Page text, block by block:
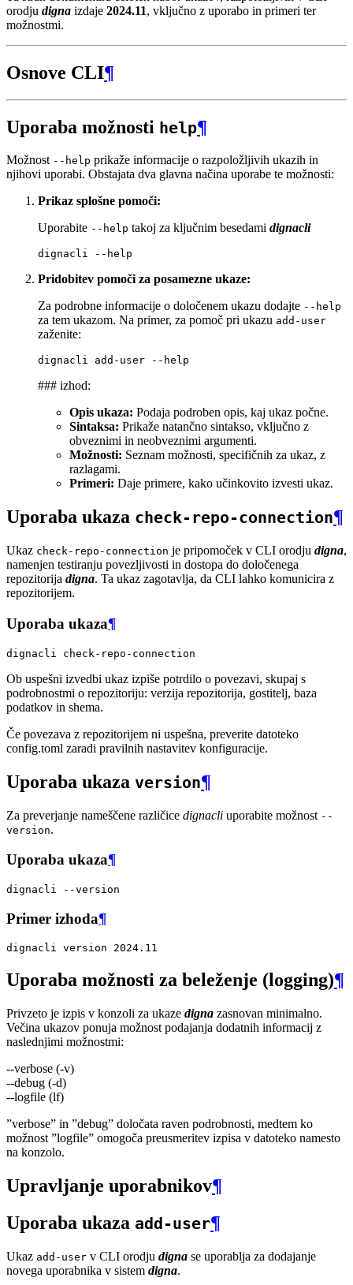
orodju digna izdaje 2024.11, vključno z uporabo in primeri ter
možnostmi.
Osnove CLI¶
Uporaba možnosti help¶
Možnost --help prikaže informacije o razpoložljivih ukazih in
njihovi uporabi. Obstajata dva glavna načina uporabe te možnosti:
Prikaz splošne pomoči:
Uporabite --help takoj za ključnim besedami dignacli
dignacli
Pridobitev pomoči za posamezne ukaze:
Za podrobne informacije o določenem ukazu dodajte --help
za tem ukazom. Na primer, za pomoč pri ukazu add-user
zaženite:
dignacli add-user
### izhod:
Opis ukaza: Podaja podroben opis, kaj ukaz počne.
Sintaksa: Prikaže natančno sintakso, vključno z
obveznimi in neobveznimi argumenti.
Možnosti: Seznam možnosti, specifičnih za ukaz, z
razlagami.
Primeri: Daje primere, kako učinkovito izvesti ukaz.
Uporaba ukaza check-repo-connection¶
Ukaz check-repo-connection je pripomoček v CLI orodju digna,
namenjen testiranju povezljivosti in dostopa do določenega
repozitorija digna. Ta ukaz zagotavlja, da CLI lahko komunicira z
repozitorijem.
Uporaba ukaza¶
dignacli
Ob uspešni izvedbi ukaz izpiše potrdilo o povezavi, skupaj s
podrobnostmi o repozitoriju: verzija repozitorija, gostitelj, baza
podatkov in shema.
Če povezava z repozitorijem ni uspešna, preverite datoteko
config.toml zaradi pravilnih nastavitev konfiguracije.
Uporaba ukaza version¶
Za preverjanje nameščene različice dignacli uporabite možnost --
version.
Uporaba ukaza¶
dignacli
Primer izhoda¶
dignacli version 2024
Uporaba možnosti za beleženje (logging)¶
Privzeto je izpis v konzoli za ukaze digna zasnovan minimalno.
Večina ukazov ponuja možnost podajanja dodatnih informacij z
naslednjimi možnostmi:
--verbose (-v)
--debug (-d)
--logfile (lf)
”verbose” in ”debug” določata raven podrobnosti, medtem ko
možnost ”logfile” omogoča preusmeritev izpisa v datoteko namesto
na konzolo.
Upravljanje uporabnikov¶
Uporaba ukaza add-user¶
Ukaz add-user v CLI orodju digna se uporablja za dodajanje
novega uporabnika v sistem digna.